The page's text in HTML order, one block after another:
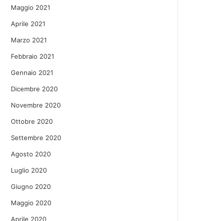
Maggio 2021
Aprile 2021
Marzo 2021
Febbraio 2021
Gennaio 2021
Dicembre 2020
Novembre 2020
Ottobre 2020
Settembre 2020
Agosto 2020
Luglio 2020
Giugno 2020
Maggio 2020
Aprile 2020